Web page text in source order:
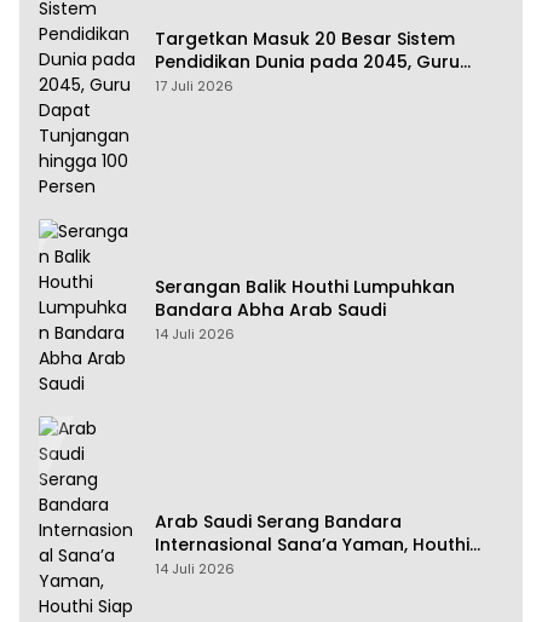
Targetkan Masuk 20 Besar Sistem
Pendidikan Dunia pada 2045, Guru
Dapat Tunjangan hingga 100 Persen
17 Juli 2026
Serangan Balik Houthi Lumpuhkan
Bandara Abha Arab Saudi
14 Juli 2026
Arab Saudi Serang Bandara
Internasional Sana’a Yaman, Houthi
Siap Serang Balik
14 Juli 2026